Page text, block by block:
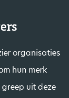
organisaties
hun merk
uit deze